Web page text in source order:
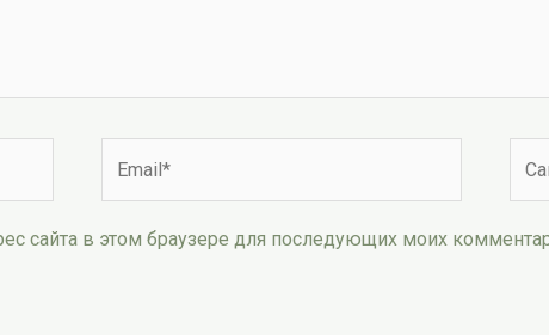
сайта в этом браузере для последующих моих